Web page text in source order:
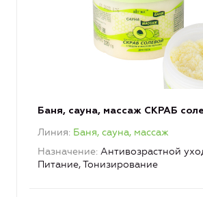
Баня, сауна, массаж СКРАБ
Линия Баня, сауна, массаж
Назначение Антивозрастной
Питание, Тонизирование